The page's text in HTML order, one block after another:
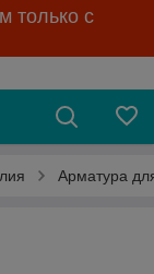
только с
Арматура